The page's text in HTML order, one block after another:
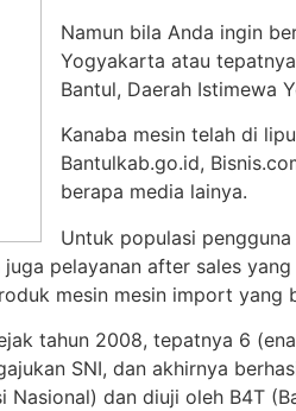
Namun bila Anda ingin
Yogyakarta atau
Bantul, Daerah Istimewa
Kanaba mesin telah di
Bantulkab.go.id,
berapa media lainya.
Untuk populasi
pelayanan after sales
mesin mesin import yang
tahun 2008, tepatnya 6
SNI, dan akhirnya
Nasional) dan diuji oleh B4T